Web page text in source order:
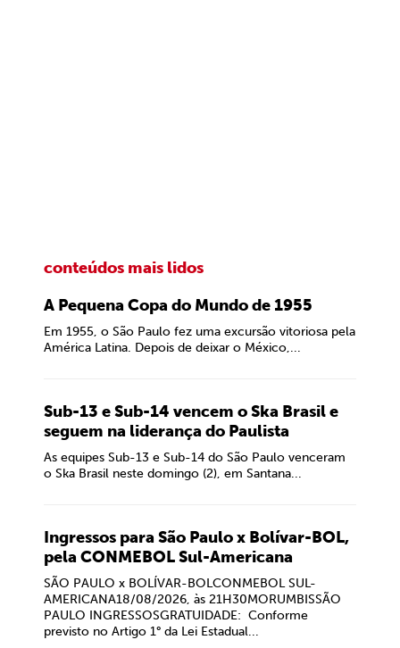
conteúdos mais lidos
A Pequena Copa do Mundo de 1955
Em 1955, o São Paulo fez uma excursão vitoriosa pela
América Latina. Depois de deixar o México,...
Sub-13 e Sub-14 vencem o Ska Brasil e
seguem na liderança do Paulista
As equipes Sub-13 e Sub-14 do São Paulo venceram
o Ska Brasil neste domingo (2), em Santana...
Ingressos para São Paulo x Bolívar-BOL,
pela CONMEBOL Sul-Americana
SÃO PAULO x BOLÍVAR-BOLCONMEBOL SUL-
AMERICANA18/08/2026, às 21H30MORUMBISSÃO
PAULO INGRESSOSGRATUIDADE: Conforme
previsto no Artigo 1° da Lei Estadual...